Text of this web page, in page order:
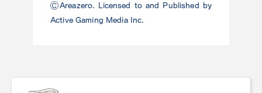
ⒸAreazero. Licensed to and Published by
Active Gaming Media Inc.